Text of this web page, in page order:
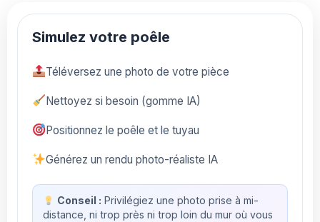
Simulez votre poêle
Téléversez une photo de votre pièce
Nettoyez si besoin (gomme IA)
Positionnez le poêle et le tuyau
Générez un rendu photo-réaliste IA
Conseil : Privilégiez une photo prise à mi-
distance, ni trop près ni trop loin du mur où vous